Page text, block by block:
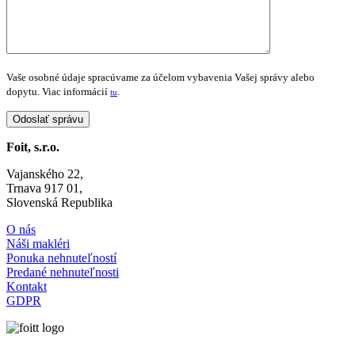
Vaše osobné údaje spracúvame za účelom vybavenia Vašej správy alebo
dopytu. Viac informácií tu.
Foit, s.r.o.
Vajanského 22,
Trnava 917 01,
Slovenská Republika
O nás
Náši makléri
Ponuka nehnuteľností
Predané nehnuteľnosti
Kontakt
GDPR